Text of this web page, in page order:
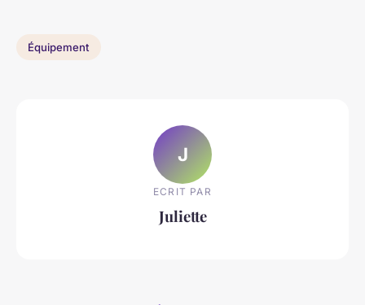
Équipement
J
ECRIT PAR
Juliette